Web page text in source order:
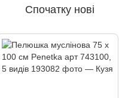
Спочатку нові